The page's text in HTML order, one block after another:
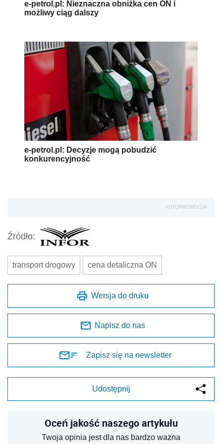
e-petrol.pl: Nieznaczna obniżka cen ON i
możliwy ciąg dalszy
e-petrol.pl: Decyzje mogą pobudzić
konkurencyjność
AUTOPROMOCJA
Źródło:
transport drogowy cena detaliczna ON
Wersja do druku
Napisz do nas
Zapisz się na newsletter
Udostępnij
Oceń jakość naszego artykułu
Twoja opinia jest dla nas bardzo ważna